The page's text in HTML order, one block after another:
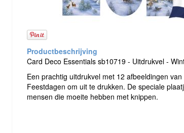
Card Deco Essentials sb10719 - Uitdrukvel -
Een prachtig uitdrukvel met 12 afbeeldingen
Feestdagen om uit te drukken. De speciale
mensen die moeite hebben met knippen.